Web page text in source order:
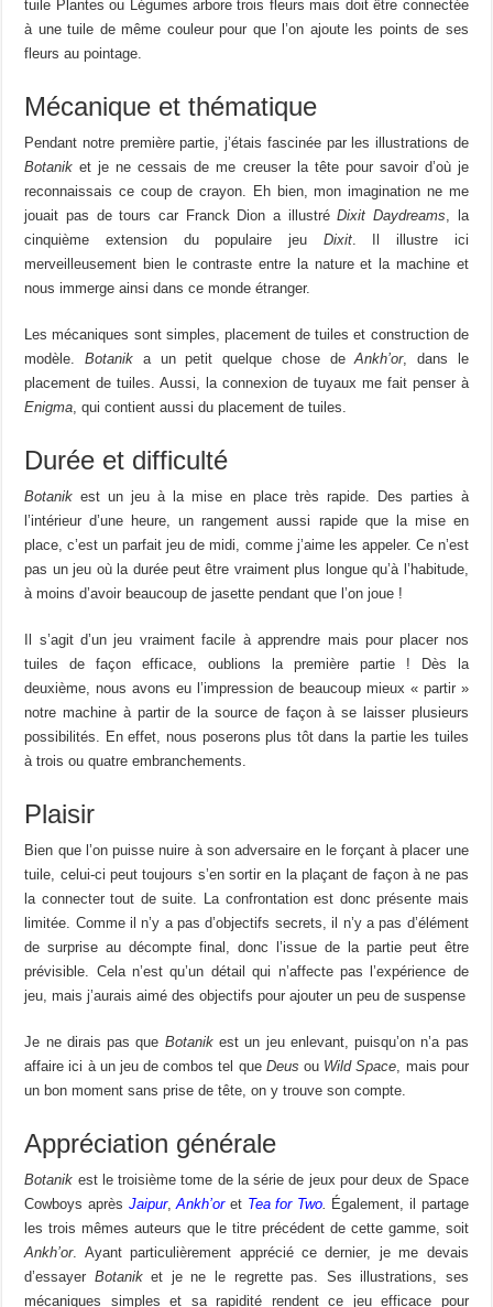
tuile Plantes ou Légumes arbore trois fleurs mais doit être connectée
à une tuile de même couleur pour que l’on ajoute les points de ses
fleurs au pointage.
Mécanique et thématique
Pendant notre première partie, j’étais fascinée par les illustrations de
Botanik et je ne cessais de me creuser la tête pour savoir d’où je
reconnaissais ce coup de crayon. Eh bien, mon imagination ne me
jouait pas de tours car Franck Dion a illustréDixit Daydreams, la
cinquième extension du populaire jeu Dixit. Il illustre ici
merveilleusement bien le contraste entre la nature et la machine et
nous immerge ainsi dans ce monde étranger.
Les mécaniques sont simples, placement de tuiles et construction de
modèle. Botanik a un petit quelque chose deAnkh’or, dans le
placement de tuiles. Aussi, la connexion de tuyaux me fait penser à
Enigma, qui contient aussi du placement de tuiles.
Durée et difficulté
Botanik est un jeu à la mise en place très rapide. Des parties à
l’intérieur d’une heure, un rangement aussi rapide que la mise en
place, c’est un parfait jeu de midi, comme j’aime les appeler. Ce n’est
pas un jeu où la durée peut être vraiment plus longue qu’à l’habitude,
à moins d’avoir beaucoup de jasette pendant que l’on joue !
Il s’agit d’un jeu vraiment facile à apprendre mais pour placer nos
tuiles de façon efficace, oublions la première partie ! Dès la
deuxième, nous avons eu l’impression de beaucoup mieux « partir »
notre machine à partir de la source de façon à se laisser plusieurs
possibilités. En effet, nous poserons plus tôt dans la partie les tuiles
à trois ou quatre embranchements.
Plaisir
Bien que l’on puisse nuire à son adversaire en le forçant à placer une
tuile, celui-ci peut toujours s’en sortir en la plaçant de façon à ne pas
la connecter tout de suite. La confrontation est donc présente mais
limitée. Comme il n’y a pas d’objectifs secrets, il n’y a pas d’élément
de surprise au décompte final, donc l’issue de la partie peut être
prévisible. Cela n’est qu’un détail qui n’affecte pas l’expérience de
jeu, mais j’aurais aimé des objectifs pour ajouter un peu de suspense
Je ne dirais pas que Botanikest un jeu enlevant, puisqu’on n’a pas
affaire ici à un jeu de combos tel que Deus ou Wild Space, mais pour
un bon moment sans prise de tête, on y trouve son compte.
Appréciation générale
Botanik est le troisième tome de la série de jeux pour deux de Space
Cowboys après Jaipur,Ankh’oret Tea for Two. Également, il partage
les trois mêmes auteurs que le titre précédent de cette gamme, soit
Ankh’or. Ayant particulièrement apprécié ce dernier, je me devais
d’essayer Botaniket je ne le regrette pas. Ses illustrations, ses
mécaniques simples et sa rapidité rendent ce jeu efficace pour